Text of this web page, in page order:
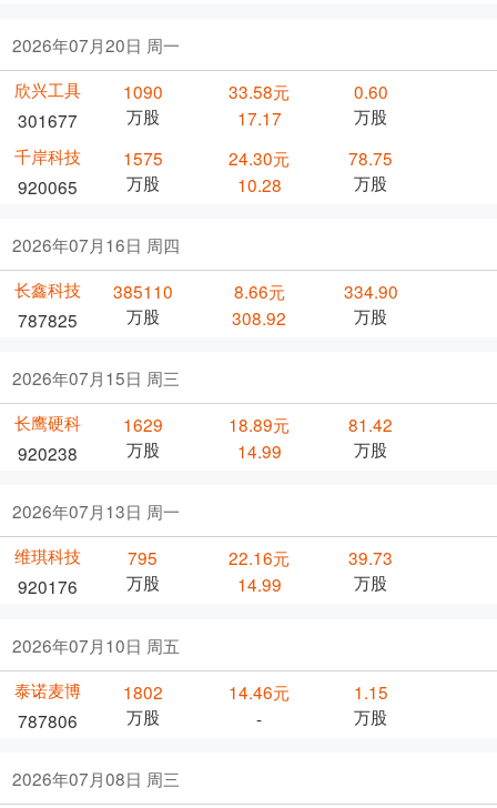
2026年07月20日 周一
欣兴工具
301677
1090
万股
33.58元
17.17
0.60
万股
千岸科技
920065
1575
万股
24.30元
10.28
78.75
万股
2026年07月16日 周四
长鑫科技
787825
385110
万股
8.66元
308.92
334.90
万股
2026年07月15日 周三
长鹰硬科
920238
1629
万股
18.89元
14.99
81.42
万股
2026年07月13日 周一
维琪科技
920176
795
万股
22.16元
14.99
39.73
万股
2026年07月10日 周五
泰诺麦博
787806
1802
万股
14.46元
-
1.15
万股
2026年07月08日 周三